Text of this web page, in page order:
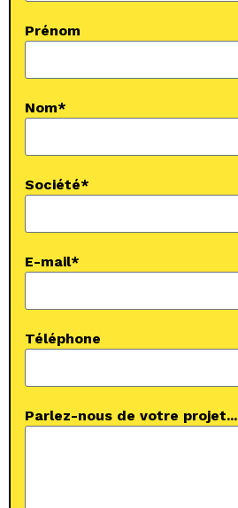
Prénom
Nom*
Société*
E-mail*
Téléphone
Parlez-nous de votre projet...